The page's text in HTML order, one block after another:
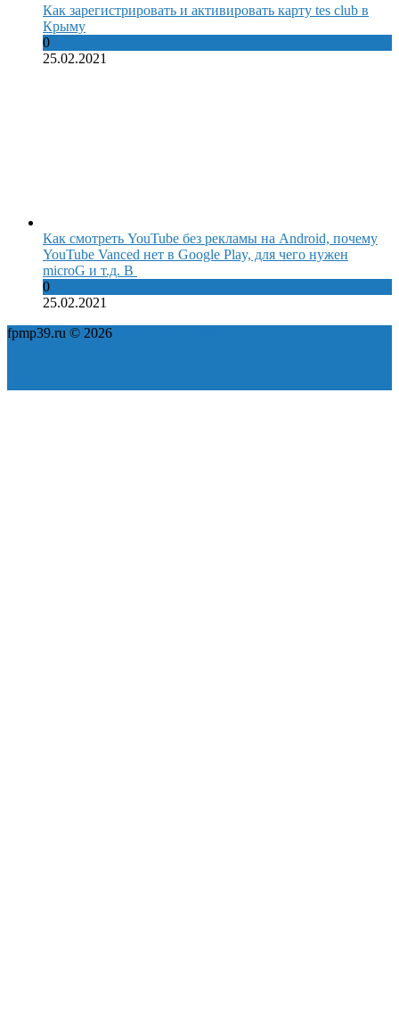
Как зарегистрировать и активировать карту tes club в
Крыму
0
25.02.2021
Как смотреть YouTube без рекламы на Android, почему
YouTube Vanced нет в Google Play, для чего нужен
microG и т.д. В
0
25.02.2021
fpmp39.ru © 2026